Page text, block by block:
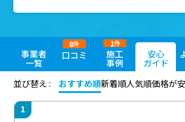
事業者
一覧
口コミ
8件
施工
事例
1件
安心
ガイド
並び替え :
おすすめ順新着順人気順価格が安
1